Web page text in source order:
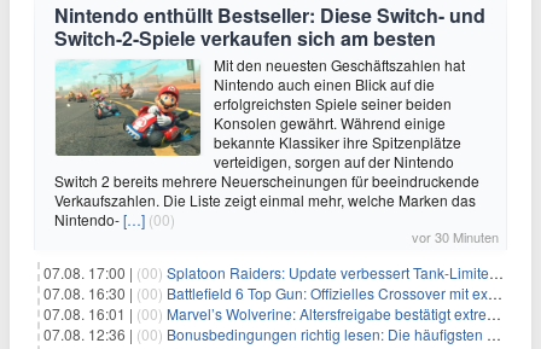
Nintendo enthüllt Bestseller: Diese Switch- und
Switch-2-Spiele verkaufen sich am besten
Mit den neuesten Geschäftszahlen hat
Nintendo auch einen Blick auf die
erfolgreichsten Spiele seiner beiden
Konsolen gewährt. Während einige
bekannte Klassiker ihre Spitzenplätze
verteidigen, sorgen auf der Nintendo
Switch 2 bereits mehrere Neuerscheinungen für beeindruckende
Verkaufszahlen. Die Liste zeigt einmal mehr, welche Marken das
Nintendo-[…] (00)
vor 30 Minuten
07.08. 17:00 | (00) Splatoon Raiders: Update verbessert Tank-Limiter und behebt Bugs
07.08. 16:30 | (00) Battlefield 6 Top Gun: Offizielles Crossover mit exklusiven Inhalten angekündigt
07.08. 16:01 | (00) Marvel’s Wolverine: Altersfreigabe bestätigt extreme Gewalt und düstere Szenen
07.08. 12:36 | (00) Bonusbedingungen richtig lesen: Die häufigsten Stolperfallen